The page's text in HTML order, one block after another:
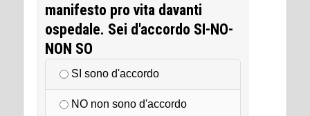
manifesto pro vita davanti
ospedale. Sei d'accordo SI-NO-
NON SO
SI sono d'accordo
NO non sono d'accordo